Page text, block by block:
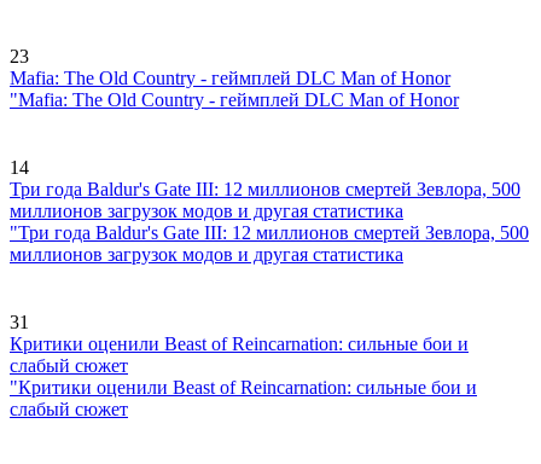
23
Mafia: The Old Country - геймплей DLC Man of Honor
"Mafia: The Old Country - геймплей DLC Man of Honor
14
Три года Baldur's Gate III: 12 миллионов смертей Зевлора, 500
миллионов загрузок модов и другая статистика
"Три года Baldur's Gate III: 12 миллионов смертей Зевлора, 500
миллионов загрузок модов и другая статистика
31
Критики оценили Beast of Reincarnation: сильные бои и
слабый сюжет
"Критики оценили Beast of Reincarnation: сильные бои и
слабый сюжет